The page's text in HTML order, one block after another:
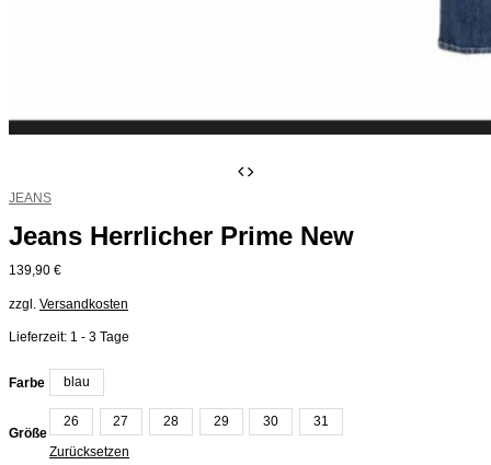
JEANS
Jeans Herrlicher Prime New
139,90 €
zzgl. Versandkosten
Lieferzeit: 1 - 3 Tage
Farbe blau
Größe
26 27 28 29 30 31
Zurücksetzen